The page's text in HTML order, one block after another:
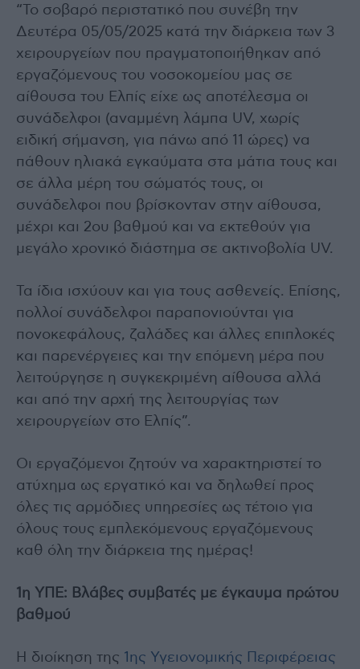
“Το σοβαρό περιστατικό που συνέβη την
Δευτέρα 05/05/2025 κατά την διάρκεια των 3
χειρουργείων που πραγματοποιήθηκαν από
εργαζόμενους του νοσοκομείου μας σε
αίθουσα του Ελπίς είχε ως αποτέλεσμα οι
συνάδελφοι (αναμμένη λάμπα UV, χωρίς
ειδική σήμανση, για πάνω από 11 ώρες) να
πάθουν ηλιακά εγκαύματα στα μάτια τους και
σε άλλα μέρη του σώματός τους, οι
συνάδελφοι που βρίσκονταν στην αίθουσα,
μέχρι και 2ου βαθμού και να εκτεθούν για
μεγάλο χρονικό διάστημα σε ακτινοβολία UV.
Τα ίδια ισχύουν και για τους ασθενείς. Επίσης,
πολλοί συνάδελφοι παραπονιούνται για
πονοκεφάλους, ζαλάδες και άλλες επιπλοκές
και παρενέργειες και την επόμενη μέρα που
λειτούργησε η συγκεκριμένη αίθουσα αλλά
και από την αρχή της λειτουργίας των
χειρουργείων στο Ελπίς”.
Οι εργαζόμενοι ζητούν να χαρακτηριστεί το
ατύχημα ως εργατικό και να δηλωθεί προς
όλες τις αρμόδιες υπηρεσίες ως τέτοιο για
όλους τους εμπλεκόμενους εργαζόμενους
καθ όλη την διάρκεια της ημέρας!
1η ΥΠΕ: Βλάβες συμβατές με έγκαυμα πρώτου
βαθμού
Η διοίκηση της 1ης Υγειονομικής Περιφέρειας